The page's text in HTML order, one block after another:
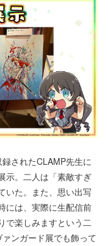
されたCLAMP先生に
示。二人は「素敵すぎ
いた。また、思い出写
には、実際に生配信前
で楽しみますという二
ンガード展でも飾って